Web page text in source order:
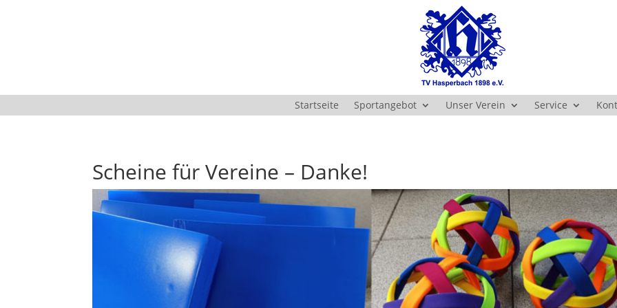
Startseite Sportangebot Unser Verein Service
Scheine für Vereine – Danke!